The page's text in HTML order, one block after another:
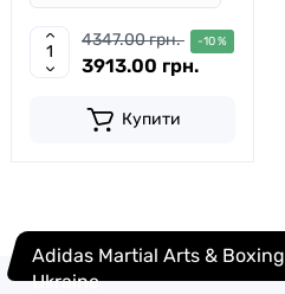
4347.00 грн. -10 %
3913.00 грн.
Купити
Adidas Martial Arts &
Ukraine